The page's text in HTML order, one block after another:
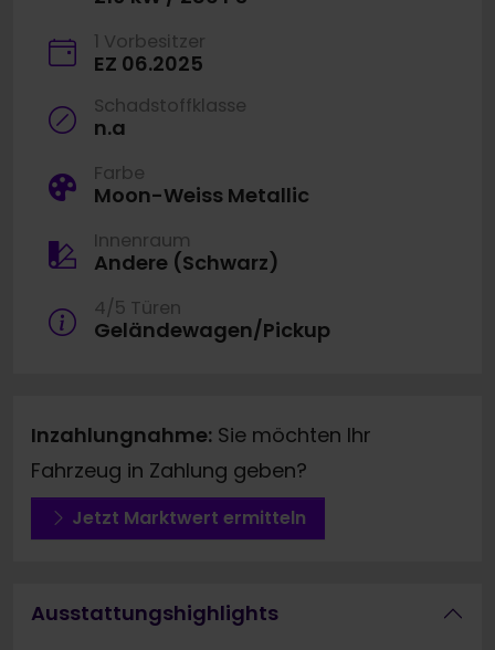
1 Vorbesitzer
EZ 06.2025
Schadstoffklasse
n.a
Farbe
Moon-Weiss Metallic
Innenraum
Andere (Schwarz)
4/5 Türen
Geländewagen/Pickup
Inzahlungnahme: Sie möchten Ihr
Fahrzeug in Zahlung geben?
Jetzt Marktwert ermitteln
Ausstattungshighlights